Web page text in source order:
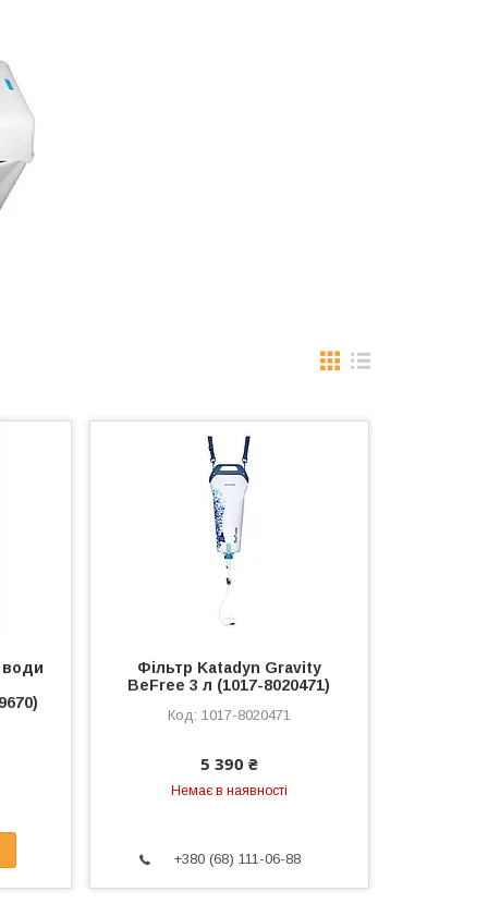
Фільтр Katadyn Gravity
BeFree 3 л (1017-8020471)
1017-8020471
5 390 ₴
Немає в наявності
+380 (68) 111-06-88